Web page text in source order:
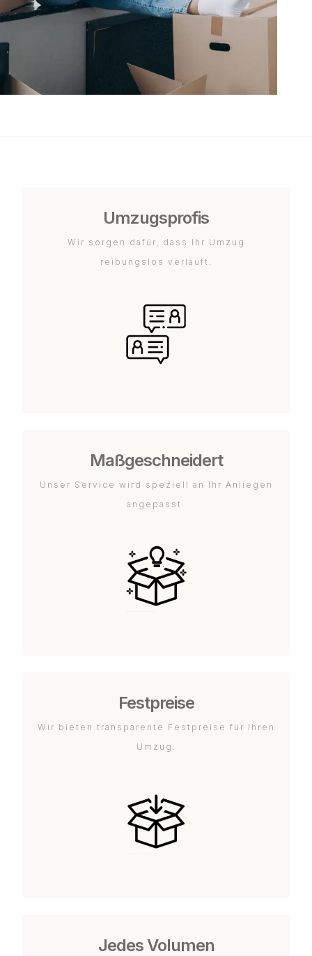
Umzugsprofis
Wir sorgen dafür, dass Ihr Umzug
reibungslos verläuft.
Maßgeschneidert
Unser Service wird speziell an Ihr Anliegen
angepasst.
Festpreise
Wir bieten transparente Festpreise für Ihren
Umzug.
Jedes Volumen